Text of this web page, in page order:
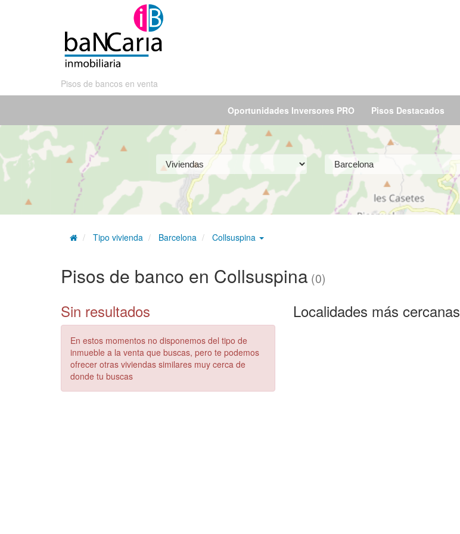
Pisos de bancos en venta
Oportunidades Inversores PRO Pisos Destacados
Tipo vivienda Barcelona Collsuspina
Pisos de banco en Collsuspina (0)
Sin resultados
En estos momentos no disponemos del tipo de
inmueble a la venta que buscas, pero te podemos
ofrecer otras viviendas similares muy cerca de
donde tu buscas
Localidades más cercanas